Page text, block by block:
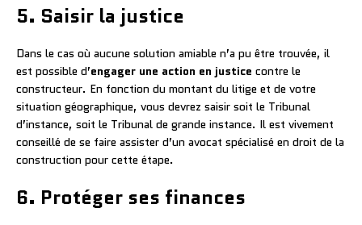
5. Saisir la justice
Dans le cas où aucune solution amiable n’a pu être trouvée, il
est possible d’engager une action en justice contre le
constructeur. En fonction du montant du litige et de votre
situation géographique, vous devrez saisir soit le Tribunal
d’instance, soit le Tribunal de grande instance. Il est vivement
conseillé de se faire assister d’un avocat spécialisé en droit de la
construction pour cette étape.
6. Protéger ses finances